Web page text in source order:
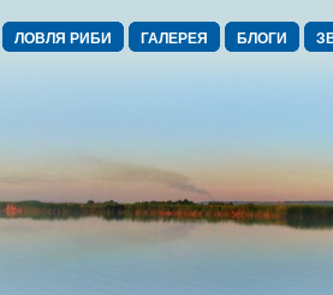
ЛОВЛЯ РИБИ ГАЛЕРЕЯ БЛОГИ